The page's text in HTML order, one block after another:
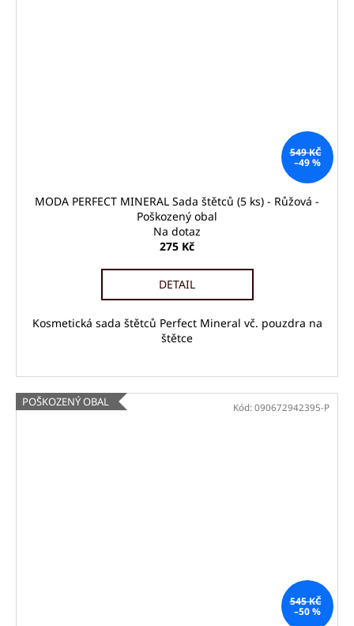
549 KČ
–49 %
MODA PERFECT MINERAL Sada štětců (5 ks) - Růžová -
Poškozený obal
Na dotaz
275 Kč
DETAIL
Kosmetická sada štětců Perfect Mineral vč. pouzdra na
štětce
POŠKOZENÝ OBAL
545 KČ
–50 %
Kód: 090672942395-P